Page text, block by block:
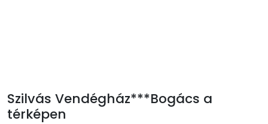
Szilvás Vendégház***Bogács a
térképen